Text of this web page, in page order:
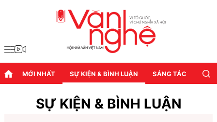
MỚI NHẤT SỰ KIỆN & BÌNH LUẬN SÁNG TÁC
SỰ KIỆN & BÌNH LUẬN